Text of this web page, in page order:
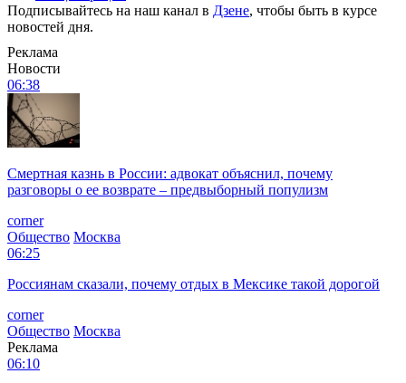
Подписывайтесь на наш канал в Дзене, чтобы быть в курсе
новостей дня.
Реклама
Новости
06:38
Смертная казнь в России: адвокат объяснил, почему
разговоры о ее возврате – предвыборный популизм
corner
Общество Москва
06:25
Россиянам сказали, почему отдых в Мексике такой дорогой
corner
Общество Москва
Реклама
06:10